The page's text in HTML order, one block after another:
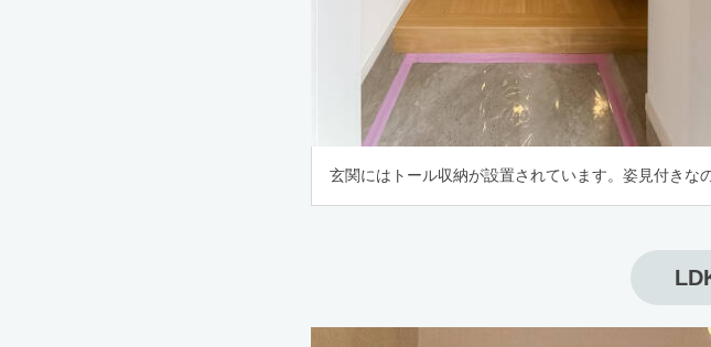
玄関にはトール収納が設置されています。姿見付きな